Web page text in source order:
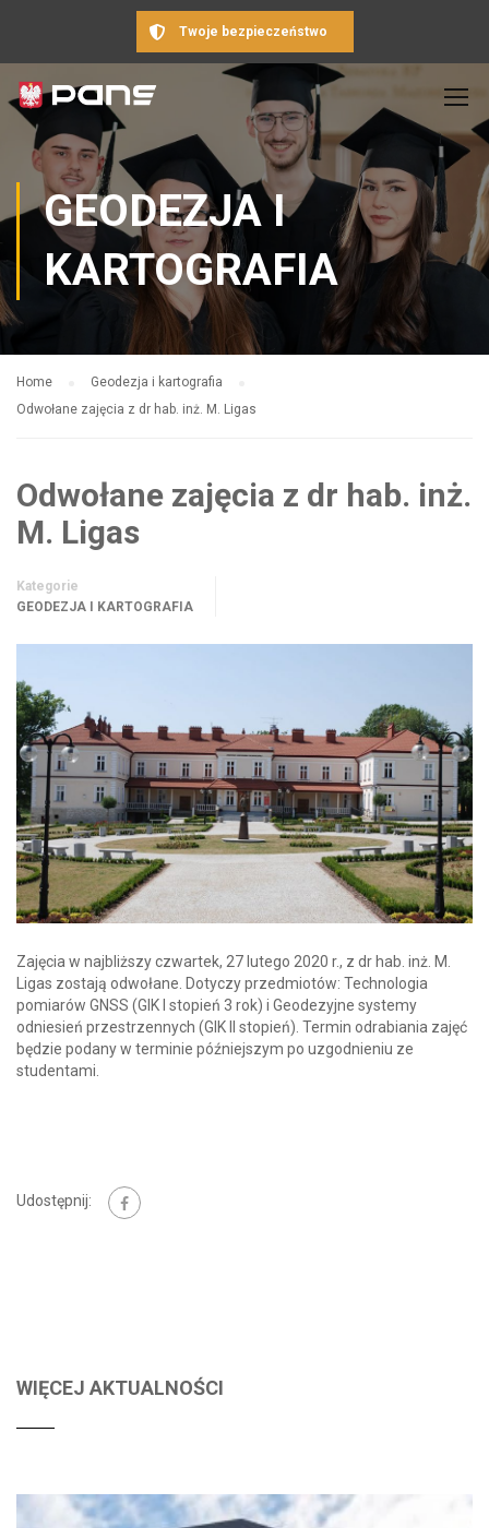
Twoje bezpieczeństwo
GEODEZJA I
KARTOGRAFIA
Home
Geodezja i kartografia
Odwołane zajęcia z dr hab. inż. M. Ligas
Odwołane zajęcia z dr hab. inż.
M. Ligas
Kategorie
GEODEZJA I KARTOGRAFIA
Zajęcia w najbliższy czwartek, 27 lutego 2020 r., z dr hab. inż. M.
Ligas zostają odwołane. Dotyczy przedmiotów: Technologia
pomiarów GNSS (GIK I stopień 3 rok) i Geodezyjne systemy
odniesień przestrzennych (GIK II stopień). Termin odrabiania zajęć
będzie podany w terminie późniejszym po uzgodnieniu ze
studentami.
Udostępnij:
WIĘCEJ AKTUALNOŚCI